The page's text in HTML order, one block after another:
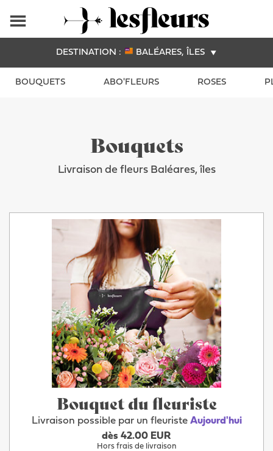
DESTINATION : BALÉARES, ÎLES
BOUQUETS ABO'FLEURS ROSES
Bouquets
Livraison de fleurs Baléares, îles
Bouquet du fleuriste
Livraison possible par un fleuriste Aujourd'hui
dès 42.00 EUR
Hors frais de livraison